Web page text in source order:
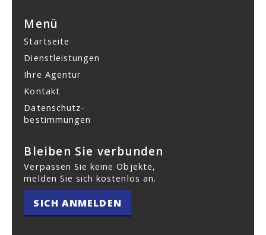
Menü
Startseite
Dienstleistungen
Ihre Agentur
Kontakt
Datenschutz­
bestimmungen
Bleiben Sie verbunden
Verpassen Sie keine Objekte,
melden Sie sich kostenlos an.
SICH ANMELDEN